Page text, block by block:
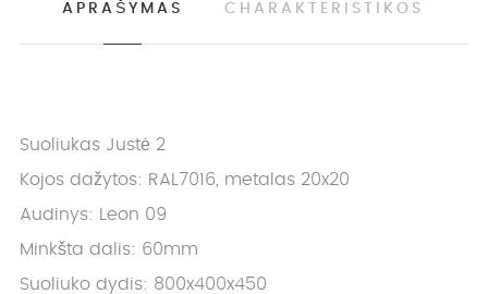
APRAŠYMAS CHARAKTERISTIKOS
Suoliukas Justė 2
Kojos dažytos: RAL7016, metalas 20x20
Audinys: Leon 09
Minkšta dalis: 60mm
Suoliuko dydis: 800x400x450